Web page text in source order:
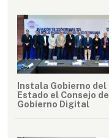
Instala Gobierno del
Estado el Consejo de
Gobierno Digital